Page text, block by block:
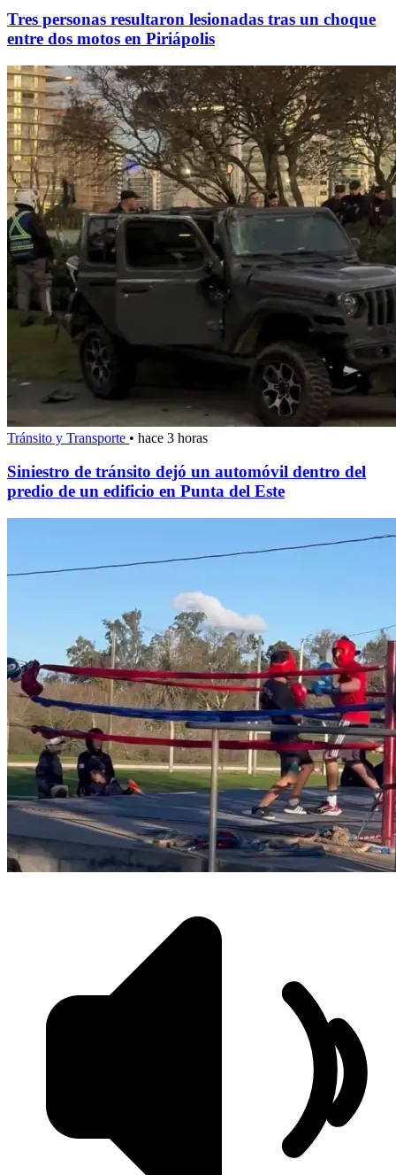
Tres personas resultaron lesionadas tras un choque
entre dos motos en Piriápolis
Tránsito y Transporte • hace 3 horas
Siniestro de tránsito dejó un automóvil dentro del
predio de un edificio en Punta del Este